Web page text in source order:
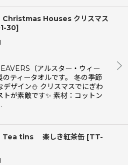
Christmas Houses クリスマス
30]
（アルスター・ウィー
のティータオルです。 冬の季節
デザイン⛄ クリスマスでにぎわ
トが素敵です✨ 素材：コットン
Tea tins 楽しき紅茶缶 [TT-